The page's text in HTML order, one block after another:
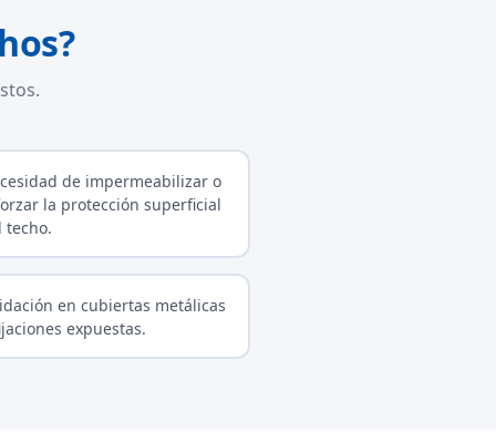
de impermeabilizar o
la protección superficial
techo.
en cubiertas metálicas
expuestas.